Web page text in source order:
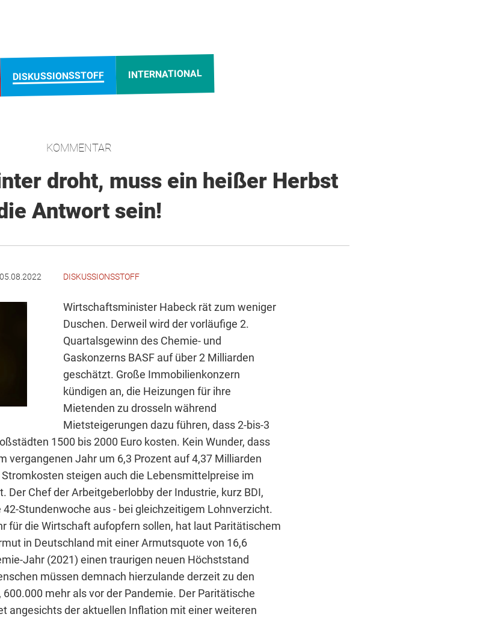
DISKUSSIONSSTOFF INTERNATIONAL
KOMMENTAR
droht, muss ein heißer Herbst
Antwort sein!
05.08.2022 DISKUSSIONSSTOFF
Wirtschaftsminister Habeck rät zum weniger
Duschen. Derweil wird der vorläufige 2.
Quartalsgewinn des Chemie- und
Gaskonzerns BASF auf über 2 Milliarden
geschätzt. Große Immobilienkonzern
kündigen an, die Heizungen für ihre
Mietenden zu drosseln während
Mietsteigerungen dazu führen, dass 2-bis-3
1500 bis 2000 Euro kosten. Kein Wunder, dass
vergangenen Jahr um 6,3 Prozent auf 4,37 Milliarden
steigen auch die Lebensmittelpreise im
Der Chef der Arbeitgeberlobby der Industrie, kurz BDI,
Stundenwoche aus - bei gleichzeitigem Lohnverzicht.
für die Wirtschaft aufopfern sollen, hat laut Paritätischem
in Deutschland mit einer Armutsquote von 16,6
Jahr (2021) einen traurigen neuen Höchststand
müssen demnach hierzulande derzeit zu den
mehr als vor der Pandemie. Der Paritätische
angesichts der aktuellen Inflation mit einer weiteren